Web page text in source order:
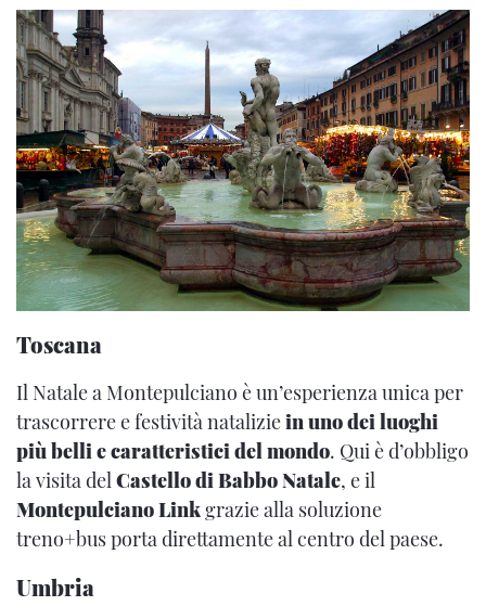
Toscana
Il Natale a Montepulciano è un’esperienza unica per
trascorrere e festività nataliziein uno dei luoghi
più belli e caratteristici del mondo. Qui è d’obbligo
la visita delCastello di Babbo Natale, e il
Montepulciano Linkgrazie alla soluzione
treno+bus porta direttamente al centro del paese.
Umbria